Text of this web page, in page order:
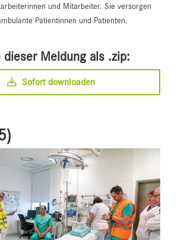
und Mitarbeiter. Sie versorgen
Patientinnen und Patienten.
dieser Meldung als .zip:
Sofort downloaden